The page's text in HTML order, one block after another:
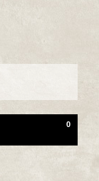
0